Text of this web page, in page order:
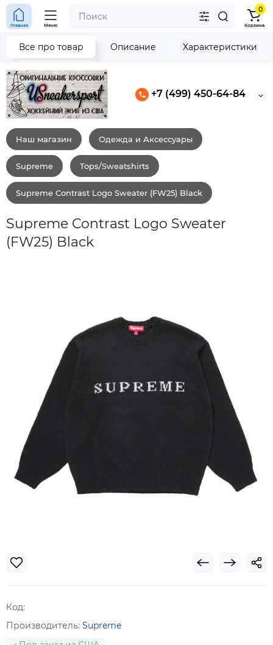
+7 (499) 450-64-84
Главная Меню
0
Корзина
Наш магазин Одежда и Аксессуары
Supreme Tops/Sweatshirts
Supreme Contrast Logo Sweater (FW25) Black
Supreme Contrast Logo Sweater
(FW25) Black
Все про товар Описание Характеристики
Код:
Производитель: Supreme